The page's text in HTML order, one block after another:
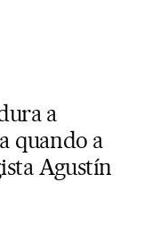
a
quando a
Agustín